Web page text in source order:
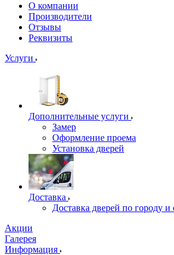
О компании
Производители
Отзывы
Реквизиты
Услуги
Дополнительные услуги
Замер
Оформление проема
Установка дверей
Доставка
Доставка дверей по городу и
Акции
Галерея
Информация